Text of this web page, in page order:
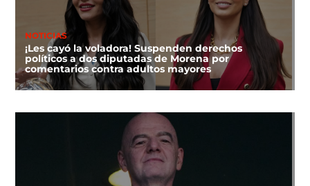
NOTICIAS
¡Les cayó la voladora! Suspenden derechos
políticos a dos diputadas de Morena por
comentarios contra adultos mayores